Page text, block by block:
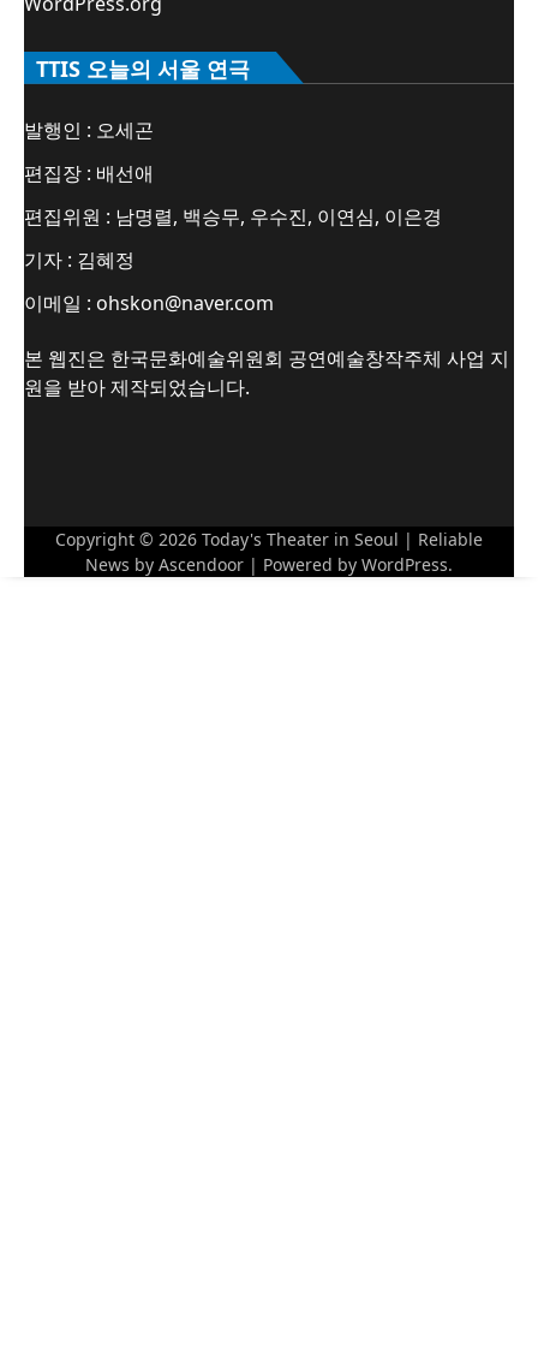
TTIS 오늘의 서울 연극
발행인 : 오세곤
편집장 : 배선애
편집위원 : 남명렬, 백승무, 우수진, 이연심, 이은경
기자 : 김혜정
이메일 : ohskon@naver.com
본 웹진은 한국문화예술위원회 공연예술창작주체 사업 지
원을 받아 제작되었습니다.
Copyright © 2026 Today's Theater in Seoul | Reliable
News by Ascendoor | Powered by WordPress.